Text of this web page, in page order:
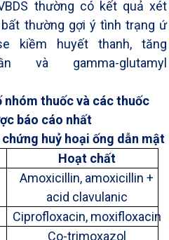
thường có kết quả xét
thường gợi ý tình trạng ứ
kiềm huyết thanh, tăng
và gamma-glutamyl
nhóm thuốc và các thuốc
báo cáo nhất
chứng huỷ hoại ống dẫn mật
Hoạt chất
Amoxicillin, amoxicillin +
acid clavulanic
Ciprofloxacin, moxifloxacin
Co-trimoxazol